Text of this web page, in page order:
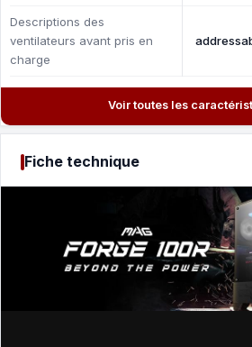
Descriptions des
ventilateurs avant pris en
charge
Voir toutes les
Fiche technique